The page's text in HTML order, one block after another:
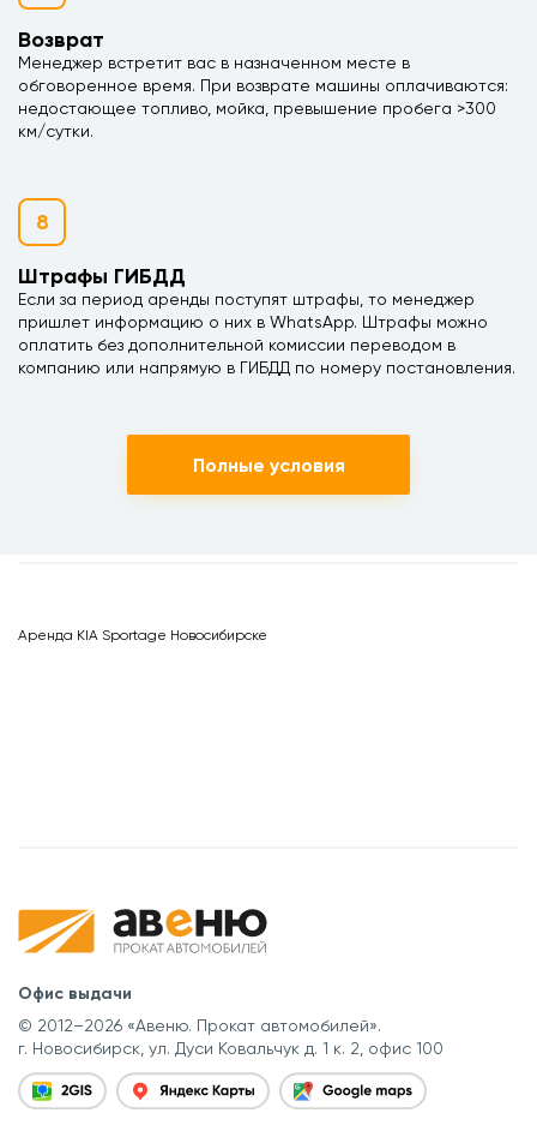
Возврат
Менеджер встретит вас в назначенном месте в
обговоренное время. При возврате машины оплачиваются:
недостающее топливо, мойка, превышение пробега >300
км/сутки.
8
Штрафы ГИБДД
Если за период аренды поступят штрафы, то менеджер
пришлет информацию о них в WhatsApp. Штрафы можно
оплатить без дополнительной комиссии переводом в
компанию или напрямую в ГИБДД по номеру постановления.
Полные условия
Аренда KIA Sportage Новосибирске
Офис выдачи
© 2012–2026 «Авеню. Прокат автомобилей».
г. Новосибирск, ул. Дуси Ковальчук д. 1 к. 2, офис 100